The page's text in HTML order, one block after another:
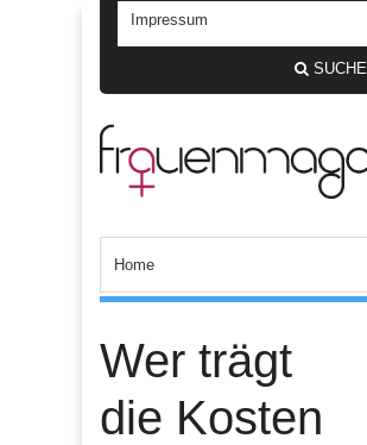
SUCHE
Wer trägt
die Kosten